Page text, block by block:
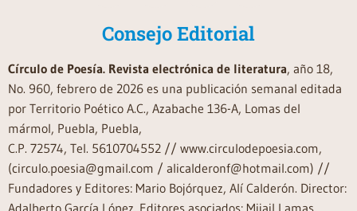
Consejo Editorial
Círculo de Poesía. Revista electrónica de literatura, año 18,
No. 960, febrero de 2026 es una publicación semanal editada
por Territorio Poético A.C., Azabache 136-A, Lomas del
mármol, Puebla, Puebla,
C.P. 72574, Tel. 5610704552 // www.circulodepoesia.com,
(circulo.poesia@gmail.com / alicalderonf@hotmail.com) //
Fundadores y Editores: Mario Bojórquez, Alí Calderón. Director: